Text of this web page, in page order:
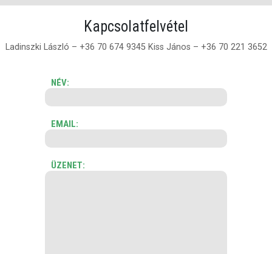
Kapcsolatfelvétel
Ladinszki László – +36 70 674 9345 Kiss János – +36 70 221 3652
NÉV:
EMAIL:
ÜZENET: